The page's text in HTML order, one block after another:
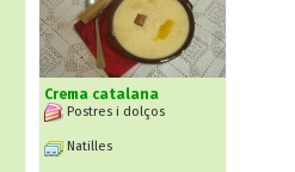
Crema catalana
Postres i dolços
Natilles